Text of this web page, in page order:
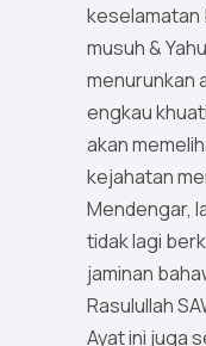
keselamatan
musuh &
menurunkan
engkau
akan
kejahatan
Mendengar,
tidak lagi
jaminan
Rasulullah
Ayat ini juga